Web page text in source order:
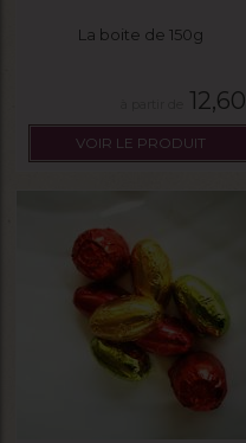
La boite de 150g
12,60
VOIR LE PRODUIT